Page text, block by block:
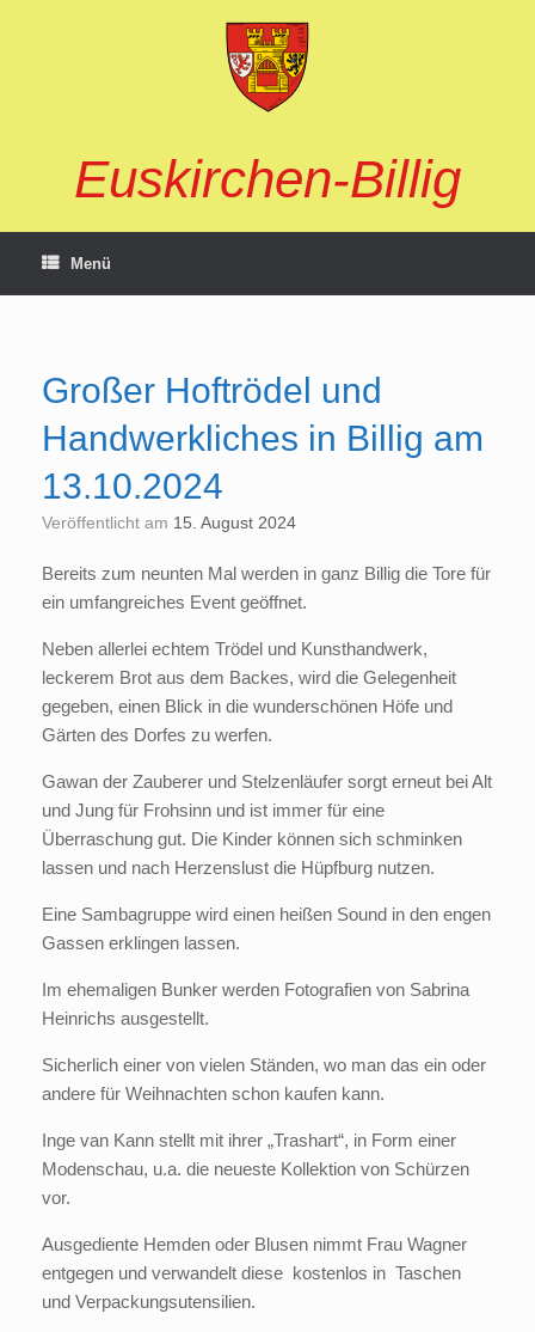
Euskirchen-Billig
Menü
Großer Hoftrödel und
Handwerkliches in Billig am
13.10.2024
Veröffentlicht am 15. August 2024
Bereits zum neunten Mal werden in ganz Billig die Tore für
ein umfangreiches Event geöffnet.
Neben allerlei echtem Trödel und Kunsthandwerk,
leckerem Brot aus dem Backes, wird die Gelegenheit
gegeben, einen Blick in die wunderschönen Höfe und
Gärten des Dorfes zu werfen.
Gawan der Zauberer und Stelzenläufer sorgt erneut bei Alt
und Jung für Frohsinn und ist immer für eine
Überraschung gut. Die Kinder können sich schminken
lassen und nach Herzenslust die Hüpfburg nutzen.
Eine Sambagruppe wird einen heißen Sound in den engen
Gassen erklingen lassen.
Im ehemaligen Bunker werden Fotografien von Sabrina
Heinrichs ausgestellt.
Sicherlich einer von vielen Ständen, wo man das ein oder
andere für Weihnachten schon kaufen kann.
Inge van Kann stellt mit ihrer „Trashart“, in Form einer
Modenschau, u.a. die neueste Kollektion von Schürzen
vor.
Ausgediente Hemden oder Blusen nimmt Frau Wagner
entgegen und verwandelt diese kostenlos in Taschen
und Verpackungsutensilien.